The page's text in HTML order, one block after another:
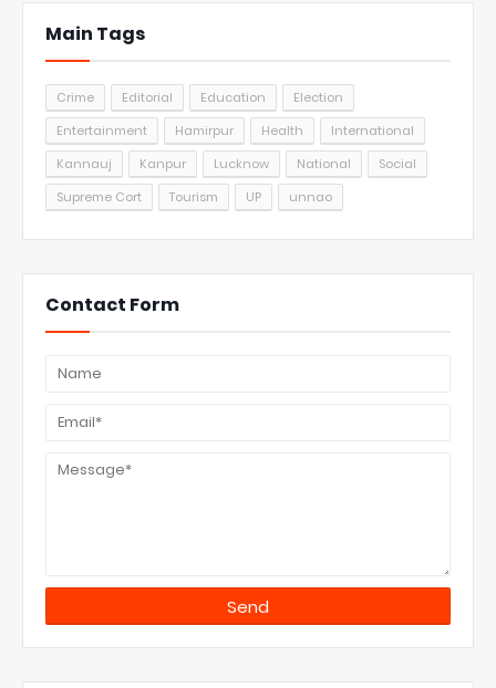
Main Tags
Crime Editorial Education
Election
Entertainment
Hamirpur Health
International
Kannauj
Kanpur Lucknow National
Social
Supreme Cort
Tourism UP unnao
Contact Form